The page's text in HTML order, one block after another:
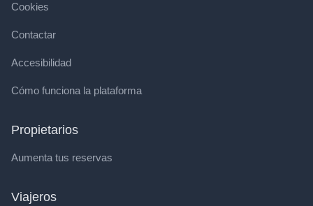
Cookies
Contactar
Accesibilidad
Cómo funciona la plataforma
Propietarios
Aumenta tus reservas
Viajeros